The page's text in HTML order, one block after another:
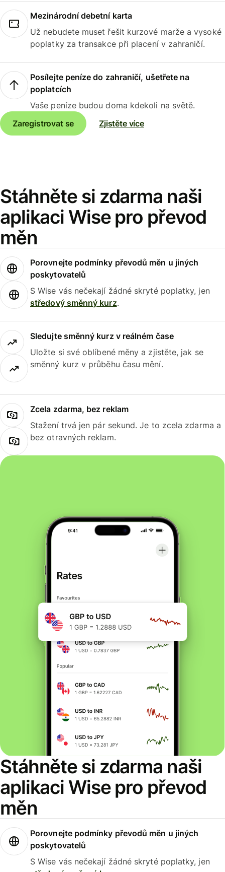
Mezinárodní debetní karta
Už nebudete muset řešit kurzové marže a vysoké
poplatky za transakce při placení v zahraničí.
Posílejte peníze do zahraničí, ušetřete na
poplatcích
Vaše peníze budou doma kdekoli na světě.
Zaregistrovat se
Zjistěte více
Stáhněte si zdarma naši
aplikaci Wise pro převod
měn
Porovnejte podmínky převodů měn u jiných
poskytovatelů
S Wise vás nečekají žádné skryté poplatky, jen
středový směnný kurz.
Sledujte směnný kurz v reálném čase
Uložte si své oblíbené měny a zjistěte, jak se
směnný kurz v průběhu času mění.
Zcela zdarma, bez reklam
Stažení trvá jen pár sekund. Je to zcela zdarma a
bez otravných reklam.
Stáhněte si zdarma naši
aplikaci Wise pro převod
měn
Porovnejte podmínky převodů měn u jiných
poskytovatelů
S Wise vás nečekají žádné skryté poplatky, jen